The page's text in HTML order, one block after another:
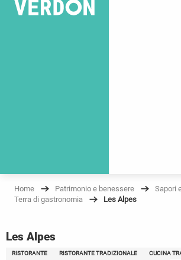
Home Patrimonio e benessere
Sapori
Terra di gastronomia
Les Alpes
Les Alpes
RISTORANTE RISTORANTE TRADIZIONALE
CUCINA